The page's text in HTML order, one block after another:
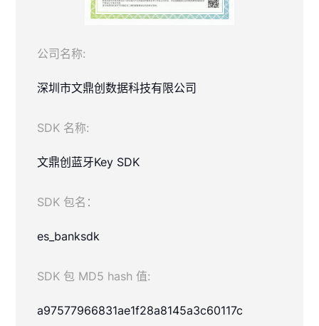
公司名称:
深圳市文鼎创数据科技有限公司
SDK 名称:
文鼎创蓝牙Key SDK
SDK 包名：
es_banksdk
SDK 包 MD5 hash 值:
a97577966831ae1f28a8145a3c60117c